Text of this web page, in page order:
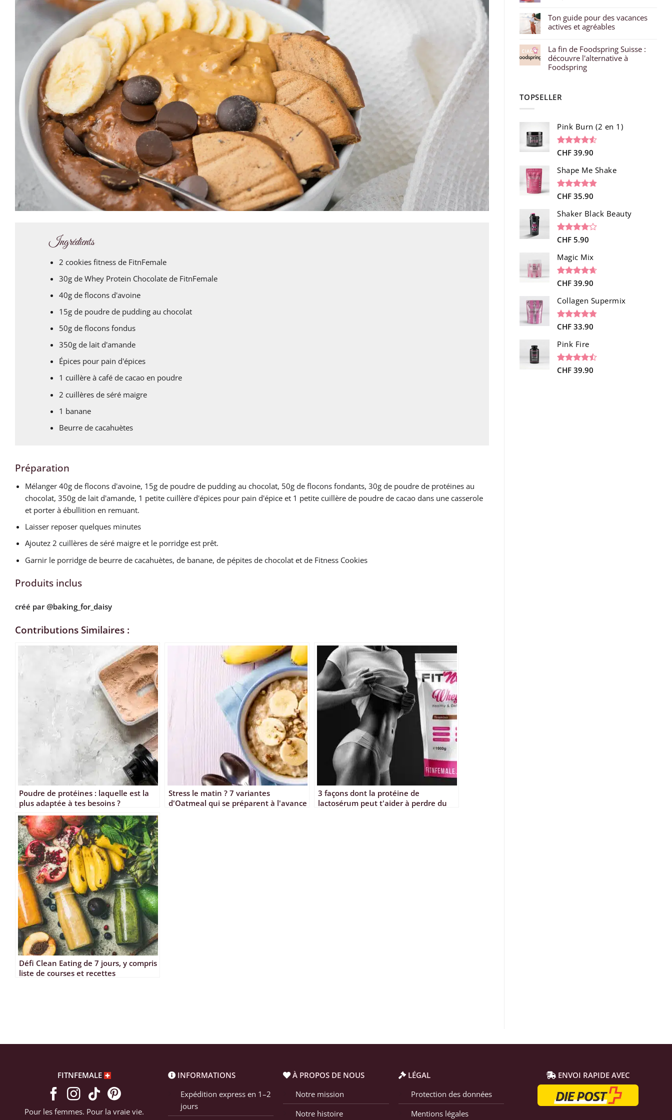
Ingrédients
2 cookies fitness de FitnFemale
30g de Whey Protein Chocolate de FitnFemale
40g de flocons d'avoine
15g de poudre de pudding au chocolat
50g de flocons fondus
350g de lait d'amande
Épices pour pain d'épices
1 cuillère à café de cacao en poudre
2 cuillères de séré maigre
1 banane
Beurre de cacahuètes
Préparation
Mélanger 40g de flocons d'avoine, 15g de poudre de pudding au chocolat, 50g de flocons fondants, 30g de poudre de protéines au
chocolat, 350g de lait d'amande, 1 petite cuillère d'épices pour pain d'épice et 1 petite cuillère de poudre de cacao dans une casserole
et porter à ébullition en remuant.
Laisser reposer quelques minutes
Ajoutez 2 cuillères de séré maigre et le porridge est prêt.
Garnir le porridge de beurre de cacahuètes, de banane, de pépites de chocolat et de Fitness Cookies
Produits inclus
créé par@baking_for_daisy
Contributions Similaires :
Poudre de protéines : laquelle est la
plus adaptée à tes besoins ?
Stress le matin ? 7 variantes
d'Oatmeal qui se préparent à l'avance
3 façons dont la protéine de
lactosérum peut t'aider à perdre du
Défi Clean Eating de 7 jours, y compris
liste de courses et recettes
Ton guide pour des vacances
actives et agréables
La fin de Foodspring Suisse :
découvre l'alternative à
Foodspring
TOPSELLER
Pink Burn (2 en 1)
Noté4.52
sur
96
notations
client
CHF 39.90
Shape Me Shake
Noté4.85
sur
40
notations
client
CHF 35.90
Shaker Black Beauty
Noté
5 basé
sur
1
notation
client
CHF 5.90
Magic Mix
Noté4.65
sur
34
notations
client
CHF 39.90
Collagen Supermix
Noté4.73
sur
26
notations
client
CHF 33.90
Pink Fire
Noté4.47
19
CHF 39.90
FITNFEMALE
Pour les femmes. Pour la vraie vie.
INFORMATIONS
Expédition express en 1–2
jours
À PROPOS DE NOUS
Notre mission
Notre histoire
LÉGAL
Protection des données
Mentions légales
ENVOI RAPIDE AVEC